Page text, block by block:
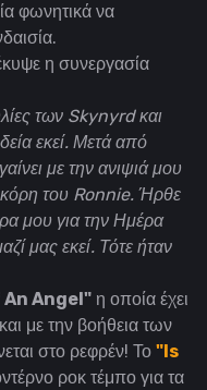
φωνητικά να
η συνεργασία
των Skynyrd και
εκεί. Μετά από
με την ανιψιά μου
κόρη του Ronnie. Ήρθε
μου για την Ημέρα
μας εκεί. Τότε ήταν
Angel" η οποία έχει
με την βοήθεια των
στο ρεφρέν! Το "Is
ροκ τέμπο για τα